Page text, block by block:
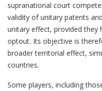
supranational court
validity of unitary patents
unitary effect, provided they
optout. Its objective is
broader territorial effect,
countries.
Some players, including